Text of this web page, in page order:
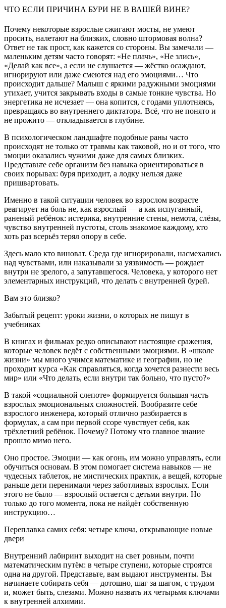
ЧТО ЕСЛИ ПРИЧИНА БУРИ НЕ В ВАШЕЙ ВИНЕ?
Почему некоторые взрослые сжигают мосты, не умеют
просить, налетают на близких, словно штормовая волна?
Ответ не так прост, как кажется со стороны. Вы замечали —
маленьким детям часто говорят: «Не плачь», «Не злись»,
«Делай как все», а если не слушается — жёстко осаждают,
игнорируют или даже смеются над его эмоциями… Что
происходит дальше? Малыш с яркими радужными эмоциями
утихает, учится закрывать входы в самые тонкие чувства. Но
энергетика не исчезает — она копится, с годами уплотняясь,
превращаясь во внутреннего диктатора. Всё, что не понято и
не прожито — откладывается в глубине.
В психологическом ландшафте подобные раны часто
происходят не только от травмы как таковой, но и от того, что
эмоции оказались чужими даже для самых близких.
Представьте себе организм без навыка ориентироваться в
своих порывах: буря приходит, а лодку нельзя даже
пришвартовать.
Именно в такой ситуации человек во взрослом возрасте
реагирует на боль не, как взрослый — а как испуганный,
раненый ребёнок: истерика, внутренние стены, немота, слёзы,
чувство внутренней пустоты, столь знакомое каждому, кто
хоть раз всерьёз терял опору в себе.
Здесь мало кто виноват. Среда где игнорировали, насмехались
над чувствами, или наказывали за уязвимость — рождает
внутри не зрелого, а запутавшегося. Человека, у которого нет
элементарных инструкций, что делать с внутренней бурей.
Вам это близко?
Забытый рецепт: уроки жизни, о которых не пишут в
учебниках
В книгах и фильмах редко описывают настоящие сражения,
которые человек ведёт с собственными эмоциями. В «школе
жизни» мы много учимся математике и географии, но не
проходит курса «Как справляться, когда хочется разнести весь
мир» или «Что делать, если внутри так больно, что пусто?»
В такой «социальной слепоте» формируется большая часть
взрослых эмоциональных сложностей. Вообразите себе
взрослого инженера, который отлично разбирается в
формулах, а сам при первой ссоре чувствует себя, как
трёхлетний ребёнок. Почему? Потому что главное знание
прошло мимо него.
Оно простое. Эмоции — как огонь, им можно управлять, если
обучиться основам. В этом помогает система навыков — не
чудесных таблеток, не мистических практик, а вещей, которые
раньше дети перенимали через заботливых взрослых. Если
этого не было — взрослый остается с детьми внутри. Но
только до того момента, пока не найдёт собственную
инструкцию…
Переплавка самих себя: четыре ключа, открывающие новые
двери
Внутренний лабиринт выходит на свет ровным, почти
математическим путём: в четыре ступени, которые строятся
одна на другой. Представьте, вам выдают инструменты. Вы
начинаете собирать себя — дотошно, шаг за шагом, с трудом
и, может быть, слезами. Можно назвать их четырьмя ключами
к внутренней алхимии.